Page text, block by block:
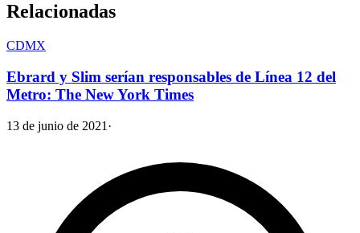
Relacionadas
CDMX
Ebrard y Slim serían responsables de Línea 12 del
Metro: The New York Times
13 de junio de 2021 ·